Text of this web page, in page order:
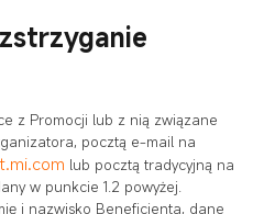
z Promocji lub z nią związane
pocztą e-mail na
lub pocztą tradycyjną na
w punkcie 1.2 powyżej.
i nazwisko Beneficjenta, dane